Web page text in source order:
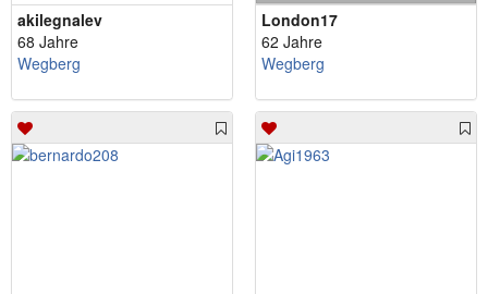
akilegnalev
68 Jahre
Wegberg
London17
62 Jahre
Wegberg